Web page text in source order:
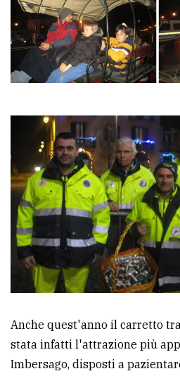
Anche quest'anno il carretto
stata infatti l'attrazione più
Imbersago, disposti a